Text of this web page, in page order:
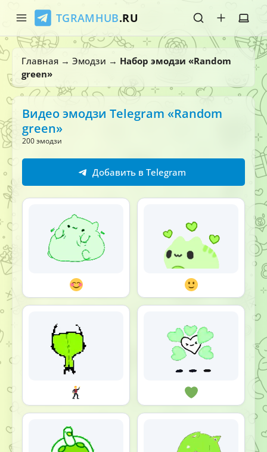
TGRAMHUB.RU
Главная
Стикеры
Боты
О нас
Главная → Эмодзи → Набор эмодзи «Random
green»
Видео эмодзи Telegram «Random
green»
200 эмодзи
Добавить в Telegram